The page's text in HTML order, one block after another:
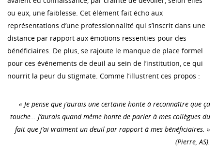
ou eux, une faiblesse. Cet élément fait écho aux
représentations d’une professionnalité qui s’inscrit dans une
distance par rapport aux émotions ressenties pour des
bénéficiaires. De plus, se rajoute le manque de place formel
pour ces événements de deuil au sein de l’institution, ce qui
nourrit la peur du stigmate. Comme l’illustrent ces propos :
« Je pense que j’aurais une certaine honte à reconnaître que ça
touche… J’aurais quand même honte de parler à mes collègues du
fait que j’ai vraiment un deuil par rapport à mes bénéficiaires. »
(Pierre, AS).